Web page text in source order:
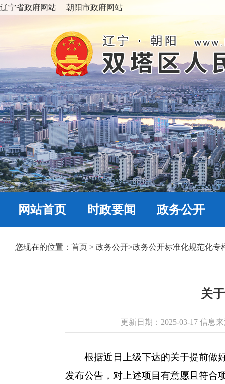
辽宁省政府网站 朝阳市政府网站
网站首页 时政要闻 政务公开
您现在的位置： 首页 > 政务公开>政务公开标准化规范化专
关
更新日期：2025-03-17 信息
根据近日上级下达的关于提前做好
发布公告，对上述项目有意愿且符合